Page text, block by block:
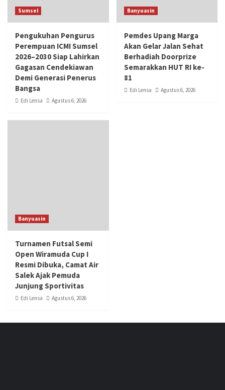
Sumsel
Pengukuhan Pengurus
Perempuan ICMI Sumsel
2026–2030 Siap Lahirkan
Gagasan Cendekiawan
Demi Generasi Penerus
Bangsa
Edi Lensa Agustus 6, 2026
Banyuasin
Pemdes Upang Marga
Akan Gelar Jalan Sehat
Berhadiah Doorprize
Semarakkan HUT RI ke-
81
Edi Lensa Agustus 6, 2026
Banyuasin
Turnamen Futsal Semi
Open Wiramuda Cup I
Resmi Dibuka, Camat Air
Salek Ajak Pemuda
Junjung Sportivitas
Edi Lensa Agustus 6, 2026